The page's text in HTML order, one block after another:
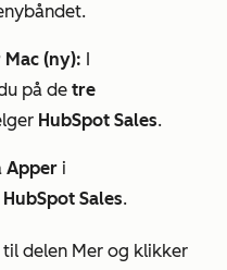
(ny): I
på de tre
HubSpot Sales.
Apper i
HubSpot Sales.
delen Mer og klikker